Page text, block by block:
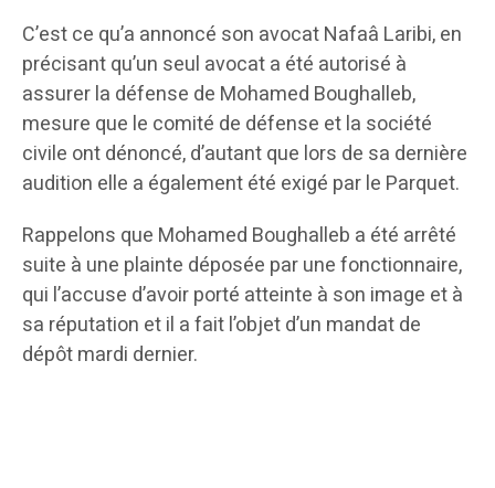
C’est ce qu’a annoncé son avocat Nafaâ Laribi, en
précisant qu’un seul avocat a été autorisé à
assurer la défense de Mohamed Boughalleb,
mesure que le comité de défense et la société
civile ont dénoncé, d’autant que lors de sa dernière
audition elle a également été exigé par le Parquet.
Rappelons que Mohamed Boughalleb a été arrêté
suite à une plainte déposée par une fonctionnaire,
qui l’accuse d’avoir porté atteinte à son image et à
sa réputation et il a fait l’objet d’un mandat de
dépôt mardi dernier.